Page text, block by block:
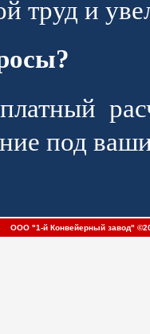
труд и
под
ООО "1-й Конвейерный завод"